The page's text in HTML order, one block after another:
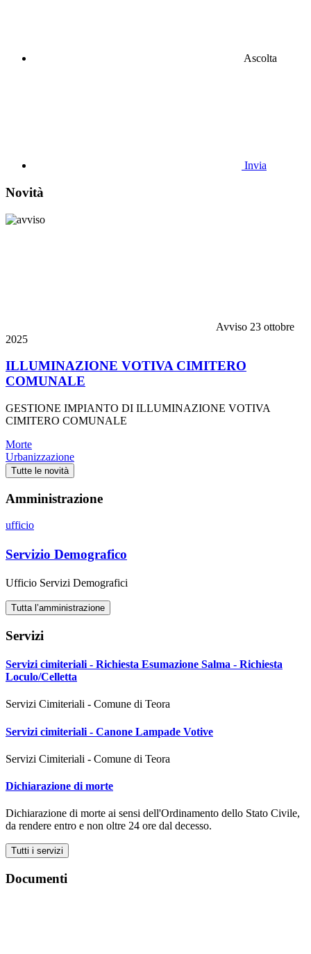
Ascolta
Invia
Novità
Avviso 23 ottobre
2025
ILLUMINAZIONE VOTIVA CIMITERO
COMUNALE
GESTIONE IMPIANTO DI ILLUMINAZIONE VOTIVA
CIMITERO COMUNALE
Morte
Urbanizzazione
Tutte le novità
Amministrazione
ufficio
Servizio Demografico
Ufficio Servizi Demografici
Tutta l’amministrazione
Servizi
Servizi cimiteriali - Richiesta Esumazione Salma - Richiesta
Loculo/Celletta
Servizi Cimiteriali - Comune di Teora
Servizi cimiteriali - Canone Lampade Votive
Servizi Cimiteriali - Comune di Teora
Dichiarazione di morte
Dichiarazione di morte ai sensi dell'Ordinamento dello Stato Civile,
da rendere entro e non oltre 24 ore dal decesso.
Tutti i servizi
Documenti